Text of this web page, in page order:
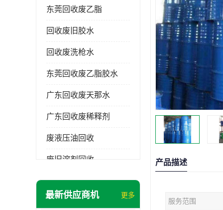
东莞回收废乙脂
回收废旧胶水
回收废洗枪水
东莞回收废乙脂胶水
广东回收废天那水
广东回收废稀释剂
废液压油回收
废旧溶剂回收
东莞回收废溶剂
最新供应商机 更多
产品描述
服务范围